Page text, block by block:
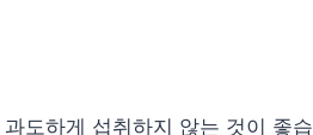
도하게 섭취하지 않는 것이 좋습